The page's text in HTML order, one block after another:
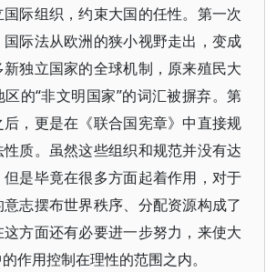
际组织，约束大国的任性。第一次
际法从欧洲的狭小视野走出，变成
独立国家的全球机制，原来殖民大
的“非文明国家”的词汇被摒弃。第
，更是在《联合国宪章》中直接规
质。虽然这些组织和规范并没有达
是毕竟在很多方面起着作用，对于
志摆布世界秩序、分配资源构成了
方面还有必要进一步努力，来使大
作用控制在理性的范围之内。